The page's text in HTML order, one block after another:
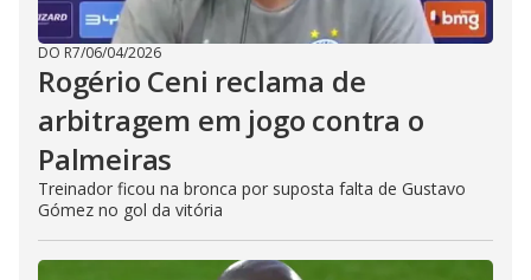
DO R7/06/04/2026
Rogério Ceni reclama de
arbitragem em jogo contra o
Palmeiras
Treinador ficou na bronca por suposta falta de Gustavo
Gómez no gol da vitória